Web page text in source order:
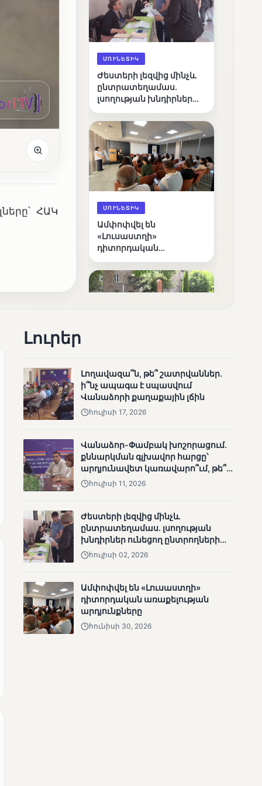
ՀԱԿ
ՄՈՒՆԵՏԻԿ
Ժեստերի լեզվից մինչև
ընտրատեղամաս.
լսողության խնդիրներ
ճանապարհը
ՄՈՒՆԵՏԻԿ
Ամփոփվել են
«Լուսաստղի»
դիտորդական
արդյունքները
Ոչ միայն ընտրող, այլև
որոշում կայացնող
Շարունակվում են
Փամբակ գետում
անհետացած
անչափահասների
որոնողական
Լուրեր
Լողավազա՞ն, թե՞ շատրվաններ.
ի՞նչ ապագա է սպասվում
Վանաձորի քաղաքային լճին
հուլիսի 17, 2026
Վանաձոր-Փամբակ խոշորացում.
քննարկման գլխավոր հարցը՝
արդյունավետ կառավարո՞ւմ, թե՞
քաղաքական նպատակ
հուլիսի 11, 2026
Ժեստերի լեզվից մինչև
ընտրատեղամաս. լսողության
խնդիրներ ունեցող ընտրողների
ճանապարհը
հուլիսի 02, 2026
Ամփոփվել են «Լուսաստղի»
դիտորդական առաքելության
արդյունքները
հունիսի 30, 2026